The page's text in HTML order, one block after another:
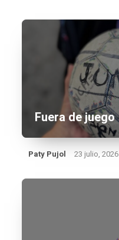
Fuera de juego
Paty Pujol 23 julio, 2026